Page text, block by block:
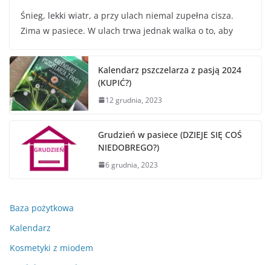
Śnieg, lekki wiatr, a przy ulach niemal zupełna cisza.
Zima w pasiece. W ulach trwa jednak walka o to, aby
Kalendarz pszczelarza z pasją 2024
(KUPIĆ?)
12 grudnia, 2023
Grudzień w pasiece (DZIEJE SIĘ COŚ
NIEDOBREGO?)
6 grudnia, 2023
Baza pożytkowa
Kalendarz
Kosmetyki z miodem